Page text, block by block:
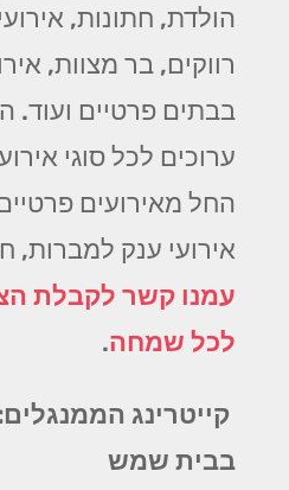
הולדת, חתונות,
רווקים, בר מצוות,
בבתים פרטיים ועוד.
ערוכים לכל סוגי
החל מאירועים
אירועי ענק למברות,
עמנו קשר לקבלת
לכל שמחה.
קייטרינג
בבית שמש